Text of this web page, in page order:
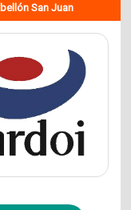
San Juan